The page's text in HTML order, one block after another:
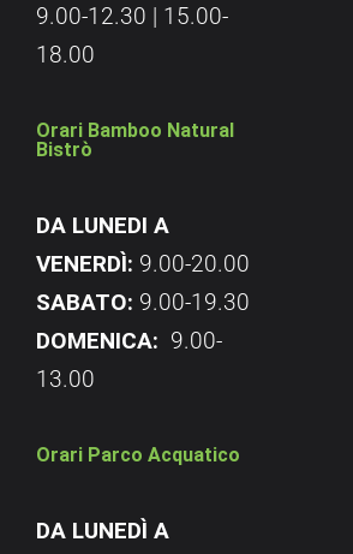
9.00-12.30 | 15.00-
18.00
Orari Bamboo Natural
Bistrò
DA LUNEDI A
VENERDÌ: 9.00-20.00
SABATO: 9.00-19.30
DOMENICA: 9.00-
13.00
Orari Parco Acquatico
DA LUNEDÌ A